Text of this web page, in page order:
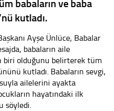
babaların ve baba
kutladı.
Ayşe Ünlüce, Babalar
babaların aile
olduğunu belirterek tüm
kutladı. Babaların sevgi,
ailelerini ayakta
hayatındaki ilk
söyledi.